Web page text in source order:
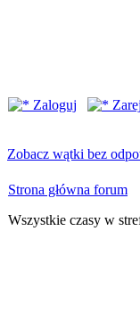
Zaloguj
Zobacz wątki bez
Strona główna forum
Wszystkie czasy w